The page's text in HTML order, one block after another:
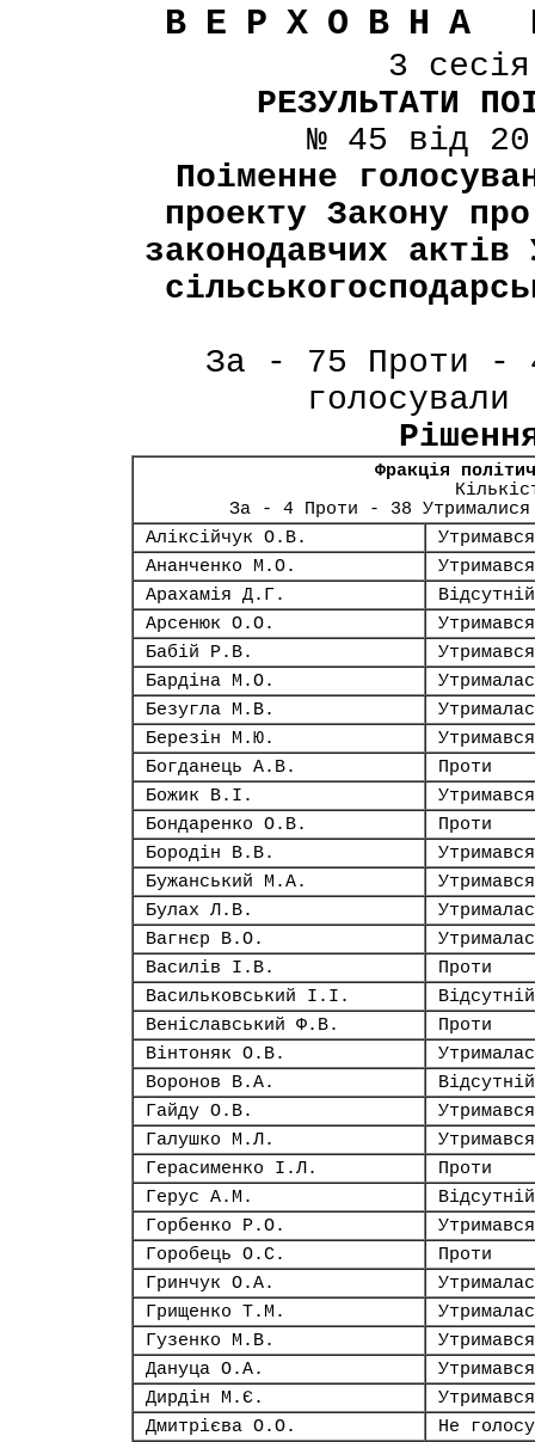
ВЕРХОВНА
3
РЕЗУЛЬТАТИ
№ 45 від
Поіменне
проекту Закону
законодавчих
За - 75 Проти -
Фракція
За - 4 Проти - 38
Аліксійчук О.В.
Утримався
Ананченко М.О.
Утримався
Арахамія Д.Г.
Відсутній
Арсенюк О.О.
Утримався
Бабій Р.В.
Утримався
Бардіна М.О.
Безугла М.В.
Березін М.Ю.
Утримався
Богданець А.В.
Проти
Божик В.І.
Утримався
Бондаренко О.В.
Проти
Бородін В.В.
Утримався
Бужанський М.А.
Утримався
Булах Л.В.
Вагнєр В.О.
Василів І.В.
Проти
Васильковський І.І.
Відсутній
Веніславський Ф.В.
Проти
Вінтоняк О.В.
Воронов В.А.
Відсутній
Гайду О.В.
Утримався
Галушко М.Л.
Утримався
Герасименко І.Л.
Проти
Герус А.М.
Відсутній
Горбенко Р.О.
Утримався
Горобець О.С.
Проти
Гринчук О.А.
Грищенко Т.М.
Гузенко М.В.
Утримався
Дануца О.А.
Утримався
Дирдін М.Є.
Утримався
Дмитрієва О.О.
Не